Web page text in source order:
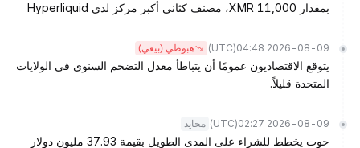
بمقدار 11,000 XMR، مصنف كثاني أكبر مركز لدى Hyperliquid
2026-08-09 04:48
(UTC) هبوطي (بيعي)
يتوقع الاقتصاديون عمومًا أن يتباطأ معدل التضخم السنوي في الولايات
المتحدة قليلاً.
2026-08-09 02:27
(UTC) محايد
حوت يخطط للشراء على المدى الطويل بقيمة 37.93 مليون دولار